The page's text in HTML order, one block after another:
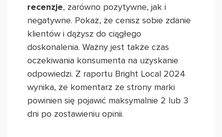
recenzje, zarówno pozytywne, jak i
negatywne. Pokaż, że cenisz sobie zdanie
klientów i dążysz do ciągłego
doskonalenia. Ważny jest także czas
oczekiwania konsumenta na uzyskanie
odpowiedzi. Z raportu Bright Local 2024
wynika, że komentarz ze strony marki
powinien się pojawić maksymalnie 2 lub 3
dni po zostawieniu opinii.